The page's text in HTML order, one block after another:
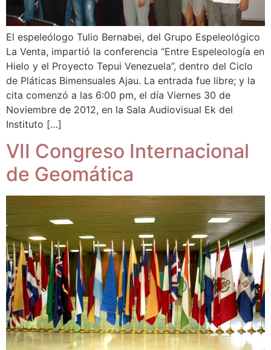
El espeleólogo Tulio Bernabei, del Grupo Espeleológico
La Venta, impartió la conferencia “Entre Espeleología en
Hielo y el Proyecto Tepui Venezuela”, dentro del Ciclo
de Pláticas Bimensuales Ajau. La entrada fue libre; y la
cita comenzó a las 6:00 pm, el día Viernes 30 de
Noviembre de 2012, en la Sala Audiovisual Ek del
Instituto […]
VII Congreso Internacional
de Geomática